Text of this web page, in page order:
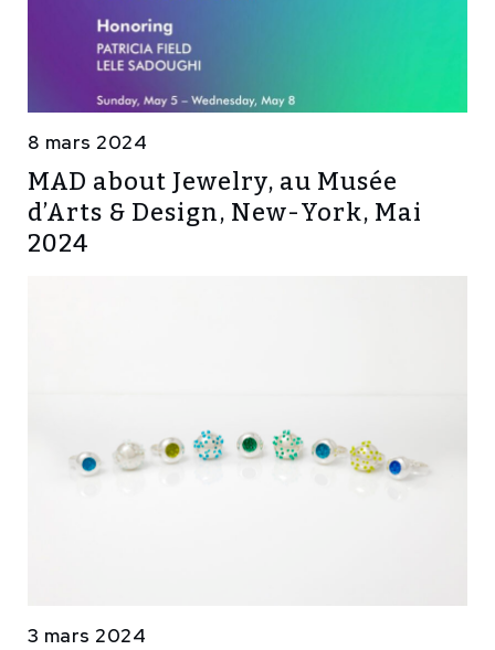
8 mars 2024
MAD about Jewelry, au Musée
d’Arts & Design, New-York, Mai
2024
3 mars 2024